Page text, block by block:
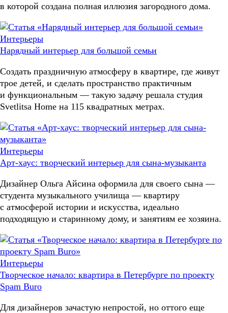
в которой создана полная иллюзия загородного дома.
Интерьеры
Нарядный интерьер для большой семьи
Создать праздничную атмосферу в квартире, где живут
трое детей, и сделать пространство практичным
и функциональным — такую задачу решала студия
Svetlitsa Home на 115 квадратных метрах.
Интерьеры
Арт-хаус: творческий интерьер для сына-музыканта
Дизайнер Ольга Айсина оформила для своего сына —
студента музыкального училища — квартиру
с атмосферой истории и искусства, идеально
подходящую и старинному дому, и занятиям ее хозяина.
Интерьеры
Творческое начало: квартира в Петербурге по проекту
Spam Buro
Для дизайнеров зачастую непростой, но оттого еще